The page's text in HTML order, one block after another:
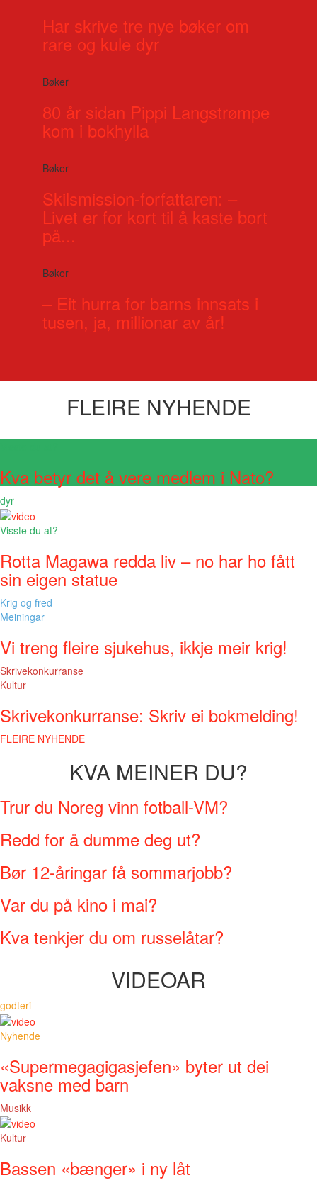
Har skrive tre nye bøker om
rare og kule dyr
Bøker
80 år sidan Pippi Langstrømpe
kom i bokhylla
Bøker
Skilsmission-forfattaren: –
Livet er for kort til å kaste bort
på...
Bøker
– Eit hurra for barns innsats i
tusen, ja, millionar av år!
FLEIRE NYHENDE
Kva betyr det å vere medlem i Nato?
dyr
Visste du at?
Rotta Magawa redda liv – no har ho fått
sin eigen statue
Krig og fred
Meiningar
Vi treng fleire sjukehus, ikkje meir krig!
Skrivekonkurranse
Kultur
Skrivekonkurranse: Skriv ei bokmelding!
FLEIRE NYHENDE
KVA MEINER DU?
Trur du Noreg vinn fotball-VM?
Redd for å dumme deg ut?
Bør 12-åringar få sommarjobb?
Var du på kino i mai?
Kva tenkjer du om russelåtar?
VIDEOAR
godteri
Nyhende
«Supermegagigasjefen» byter ut dei
vaksne med barn
Musikk
Kultur
Bassen «bænger» i ny låt